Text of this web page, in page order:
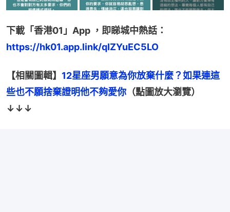
下載「香港01」App ，即睇城中熱話：
https://hk01.app.link/qIZYuEC5LO
【相關圖輯】 12星座男願意為你放棄什麼？如果連這
些也不願捨棄證明他不夠愛你 ﻿﻿（點圖放大瀏覽）
↓↓↓